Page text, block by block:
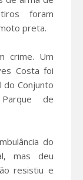
foram
preta.
crime. Um
Costa foi
do Conjunto
de
do
mas deu
resistiu e